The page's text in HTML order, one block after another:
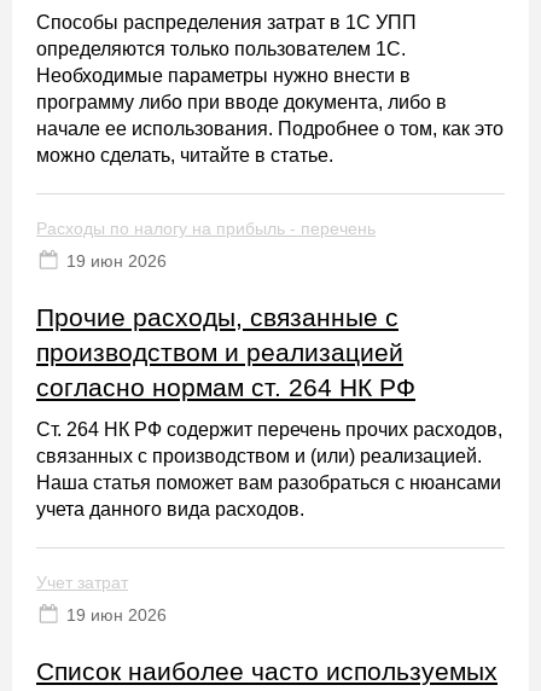
Способы распределения затрат в 1С УПП
определяются только пользователем 1С.
Необходимые параметры нужно внести в
программу либо при вводе документа, либо в
начале ее использования. Подробнее о том, как это
можно сделать, читайте в статье.
Расходы по налогу на прибыль - перечень
19 июн 2026
Прочие расходы, связанные с
производством и реализацией
согласно нормам ст. 264 НК РФ
Ст. 264 НК РФ содержит перечень прочих расходов,
связанных с производством и (или) реализацией.
Наша статья поможет вам разобраться с нюансами
учета данного вида расходов.
Учет затрат
19 июн 2026
Список наиболее часто используемых